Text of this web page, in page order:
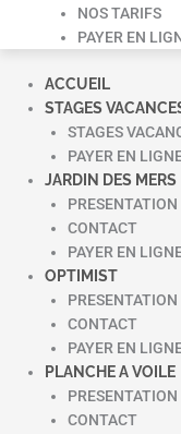
NOS TARIFS
PAYER EN
ACCUEIL
STAGES
STAGES
PAYER EN
JARDIN DES MERS
PRESENTATION
CONTACT
PAYER EN
OPTIMIST
PRESENTATION
CONTACT
PAYER EN
PLANCHE A VOILE
PRESENTATION
CONTACT